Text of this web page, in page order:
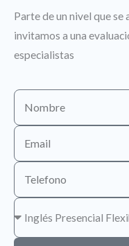
Parte de un nivel que
invitamos a una
especialistas